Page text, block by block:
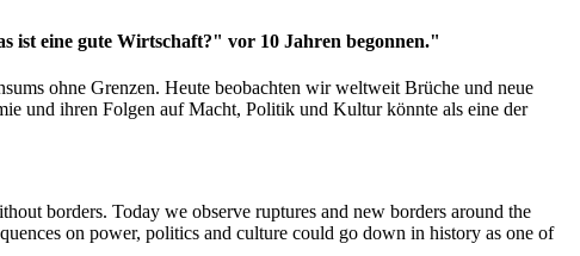
ist eine gute Wirtschaft?" vor 10 Jahren begonnen."
ohne Grenzen. Heute beobachten wir weltweit Brüche und neue
und ihren Folgen auf Macht, Politik und Kultur könnte als eine der
borders. Today we observe ruptures and new borders around the
on power, politics and culture could go down in history as one of